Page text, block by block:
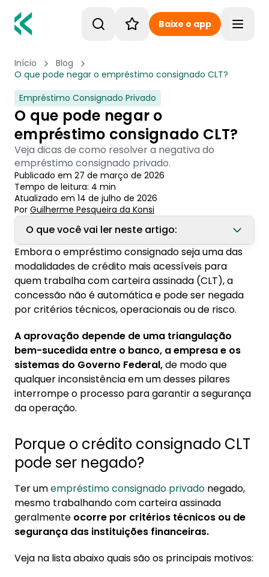
Baixe o app
Início
Blog
O que pode negar o empréstimo consignado CLT?
Empréstimo Consignado Privado
O que pode negar o
empréstimo consignado CLT?
Veja dicas de como resolver a negativa do
empréstimo consignado privado.
Publicado em 27 de março de 2026
Tempo de leitura: 4 min
Atualizado em 14 de julho de 2026
Por Guilherme Pesqueira da Konsi
O que você vai ler neste artigo:
1. Porque o crédito consignado CLT pode ser
negado?
1.1. Ministério atua na fiscalização de
contratos
2. Empréstimo consignado negado: o que
fazer?
3. Como saber a margem consignável?
4. Como contratar consignado CLT online
Embora o empréstimo consignado seja uma das
modalidades de crédito mais acessíveis para
quem trabalha com carteira assinada (CLT), a
concessão não é automática e pode ser negada
por critérios técnicos, operacionais ou de risco.
A aprovação depende de uma triangulação
bem-sucedida entre o banco, a empresa e os
sistemas do Governo Federal,de modo que
qualquer inconsistência em um desses pilares
interrompe o processo para garantir a segurança
da operação.
Porque o crédito consignado CLT
pode ser negado?
Ter umempréstimo consignado privado negado,
mesmo trabalhando com carteira assinada
geralmente ocorre por critérios técnicos ou de
segurança das instituições financeiras.
Veja na lista abaixo quais são os principais motivos: